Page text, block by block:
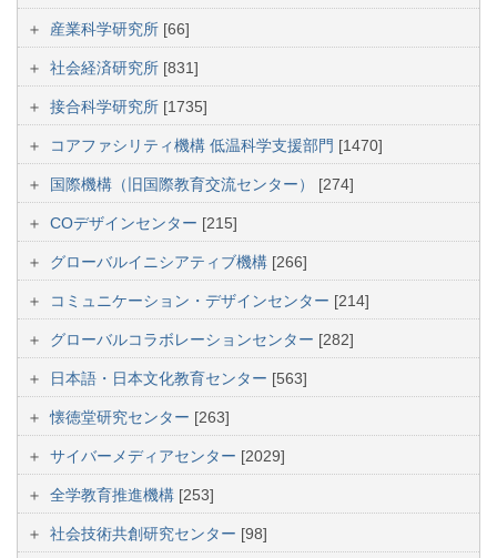
産業科学研究所 [66]
社会経済研究所 [831]
接合科学研究所 [1735]
コアファシリティ機構 低温科学支援部門 [1470]
国際機構（旧国際教育交流センター） [274]
COデザインセンター [215]
グローバルイニシアティブ機構 [266]
コミュニケーション・デザインセンター [214]
グローバルコラボレーションセンター [282]
日本語・日本文化教育センター [563]
懐徳堂研究センター [263]
サイバーメディアセンター [2029]
全学教育推進機構 [253]
社会技術共創研究センター [98]